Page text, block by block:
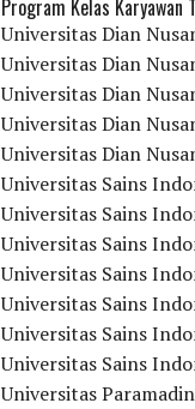
Program Kelas Karyawan
Universitas Dian
Universitas Dian
Universitas Dian
Universitas Dian
Universitas Dian
Universitas Sains
Universitas Sains
Universitas Sains
Universitas Sains
Universitas Sains
Universitas Sains
Universitas Sains
Universitas